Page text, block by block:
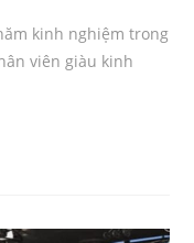
kinh nghiệm trong
viên giàu kinh